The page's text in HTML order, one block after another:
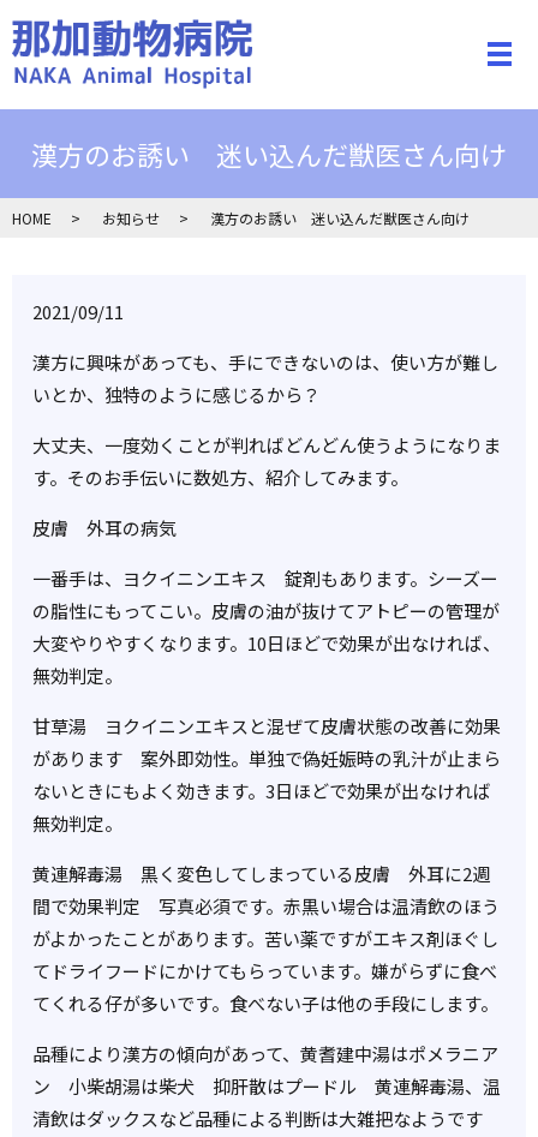
メ
漢方のお誘い 迷い込んだ獣医さん向け
HOME お知らせ 漢方のお誘い 迷い込んだ獣医さん向け
2021/09/11
漢方に興味があっても、手にできないのは、使い方が難し
いとか、独特のように感じるから？
大丈夫、一度効くことが判ればどんどん使うようになりま
す。そのお手伝いに数処方、紹介してみます。
皮膚 外耳の病気
一番手は、ヨクイニンエキス 錠剤もあります。シーズー
の脂性にもってこい。皮膚の油が抜けてアトピーの管理が
大変やりやすくなります。10日ほどで効果が出なければ、
無効判定。
甘草湯 ヨクイニンエキスと混ぜて皮膚状態の改善に効果
があります 案外即効性。単独で偽妊娠時の乳汁が止まら
ないときにもよく効きます。3日ほどで効果が出なければ
無効判定。
黄連解毒湯 黒く変色してしまっている皮膚 外耳に2週
間で効果判定 写真必須です。赤黒い場合は温清飲のほう
がよかったことがあります。苦い薬ですがエキス剤ほぐし
てドライフードにかけてもらっています。嫌がらずに食べ
てくれる仔が多いです。食べない子は他の手段にします。
品種により漢方の傾向があって、黄耆建中湯はポメラニア
ン 小柴胡湯は柴犬 抑肝散はプードル 黄連解毒湯、温
清飲はダックスなど品種による判断は大雑把なようです